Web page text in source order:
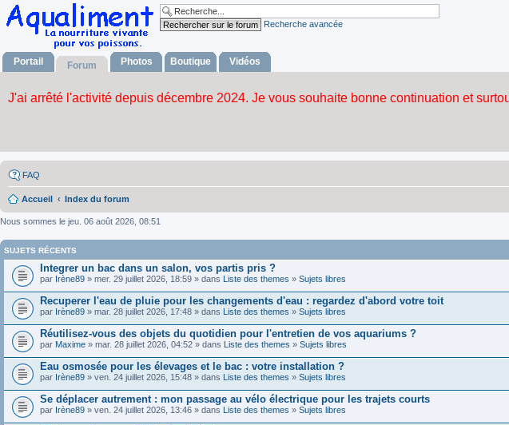
Recherche avancée
Portail Forum Photos Boutique Vidéos
FAQ
Accueil Index du forum
Nous sommes le jeu. 06 août 2026, 08:51
SUJETS RÉCENTS
Integrer un bac dans un salon, vos partis pris ?
par Irène89 » mer. 29 juillet 2026, 18:59 » dans Liste des themes » Sujets libres
Recuperer l'eau de pluie pour les changements d'eau : regardez d'abord votre toit
par Irène89 » mar. 28 juillet 2026, 17:48 » dans Liste des themes » Sujets libres
Réutilisez-vous des objets du quotidien pour l'entretien de vos aquariums ?
par Maxime » mar. 28 juillet 2026, 04:52 » dans Liste des themes » Sujets libres
Eau osmosée pour les élevages et le bac : votre installation ?
par Irène89 » ven. 24 juillet 2026, 15:48 » dans Liste des themes » Sujets libres
Se déplacer autrement : mon passage au vélo électrique pour les trajets courts
par Irène89 » ven. 24 juillet 2026, 13:46 » dans Liste des themes » Sujets libres